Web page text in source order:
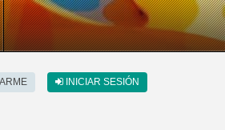
INICIAR SESIÓN